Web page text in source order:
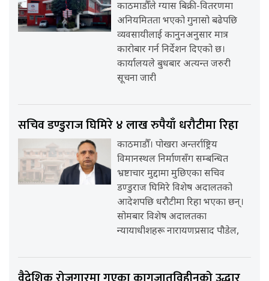
काठमाडौँले ग्यास बिक्री-वितरणमा
अनियमितता भएको गुनासो बढेपछि
व्यवसायीलाई कानुनअनुसार मात्र
कारोबार गर्न निर्देशन दिएको छ।
कार्यालयले बुधबार अत्यन्त जरुरी
सूचना जारी
सचिव डण्डुराज घिमिरे ४ लाख रुपैयाँ धरौटीमा रिहा
काठमाडौँ। पोखरा अन्तर्राष्ट्रिय
विमानस्थल निर्माणसँग सम्बन्धित
भ्रष्टाचार मुद्दामा मुछिएका सचिव
डण्डुराज घिमिरे विशेष अदालतको
आदेशपछि धरौटीमा रिहा भएका छन्।
सोमबार विशेष अदालतका
न्यायाधीशहरू नारायणप्रसाद पौडेल,